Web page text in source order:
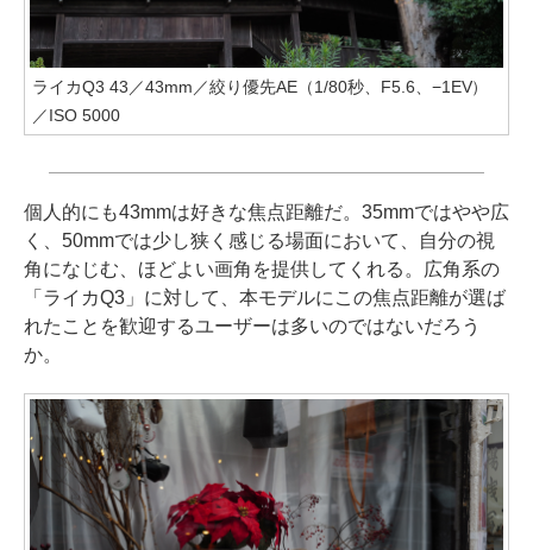
ライカQ3 43／43mm／絞り優先AE（1/80秒、F5.6、−1EV）
／ISO 5000
個人的にも43mmは好きな焦点距離だ。35mmではやや広
く、50mmでは少し狭く感じる場面において、自分の視
角になじむ、ほどよい画角を提供してくれる。広角系の
「ライカQ3」に対して、本モデルにこの焦点距離が選ば
れたことを歓迎するユーザーは多いのではないだろう
か。